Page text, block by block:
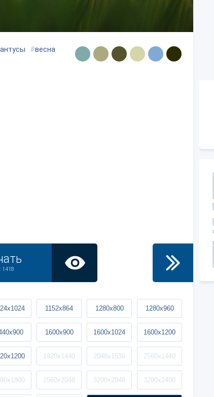
#весна
1418
1152x864 1280x800 1280x960
1600x900 1600x1024 1600x1200
1920x1440 2048x1536 2560x1440
2560x2048 3200x2048 3200x2400